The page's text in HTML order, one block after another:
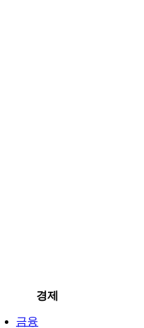
경제
금융